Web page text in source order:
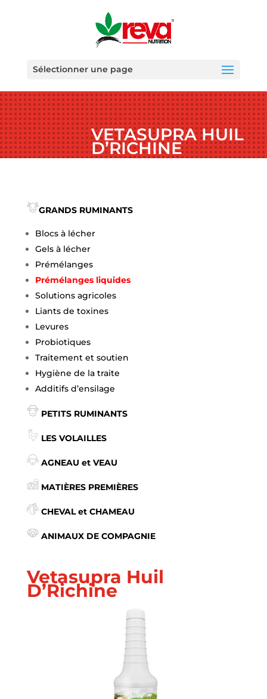
Sélectionner une page
VETASUPRA HUIL
D’RICHINE
GRANDS RUMINANTS
Blocs à lécher
Gels à lécher
Prémélanges
Prémélanges liquides
Solutions agricoles
Liants de toxines
Levures
Probiotiques
Traitement et soutien
Hygiène de la traite
Additifs d’ensilage
PETITS RUMINANTS
LES VOLAILLES
AGNEAU et VEAU
MATIÈRES PREMIÈRES
CHEVAL et CHAMEAU
ANIMAUX DE COMPAGNIE
Vetasupra Huil
D’Richine